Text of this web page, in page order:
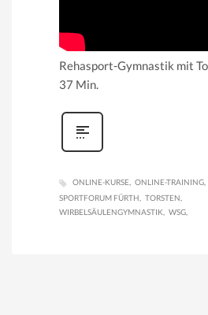
Rehasport-Gymnastik mit
37 Min.
ONLINE-KURSE ONLINE-TRAINING
SPORTFORUM FÜRTH
TORSTEN
WIRBELSÄULENGYMNASTIK
WSG